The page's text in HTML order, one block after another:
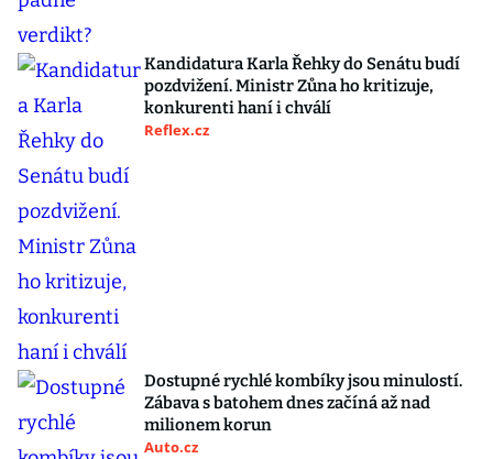
Kandidatura Karla Řehky do Senátu budí
pozdvižení. Ministr Zůna ho kritizuje,
konkurenti haní i chválí
Reflex.cz
Dostupné rychlé kombíky jsou minulostí.
Zábava s batohem dnes začíná až nad
milionem korun
Auto.cz